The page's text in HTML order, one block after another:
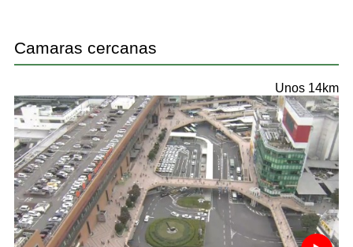
Camaras cercanas
Unos 14km